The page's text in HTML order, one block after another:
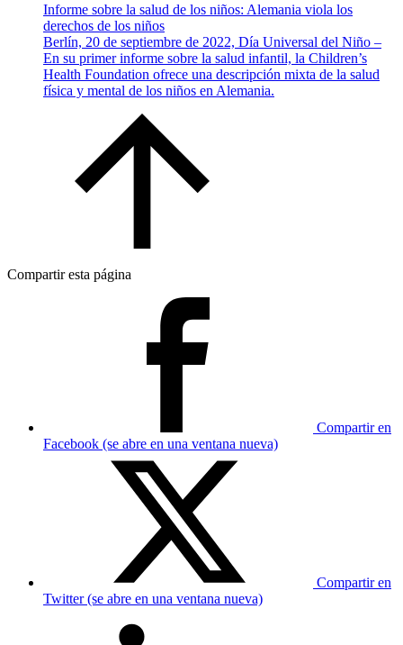
Informe sobre la salud de los niños: Alemania viola los
derechos de los niños
Berlín, 20 de septiembre de 2022, Día Universal del Niño –
En su primer informe sobre la salud infantil, la Children’s
Health Foundation ofrece una descripción mixta de la salud
física y mental de los niños en Alemania.
Compartir esta página
Compartir en
Facebook (se abre en una ventana nueva)
Compartir en
Twitter (se abre en una ventana nueva)